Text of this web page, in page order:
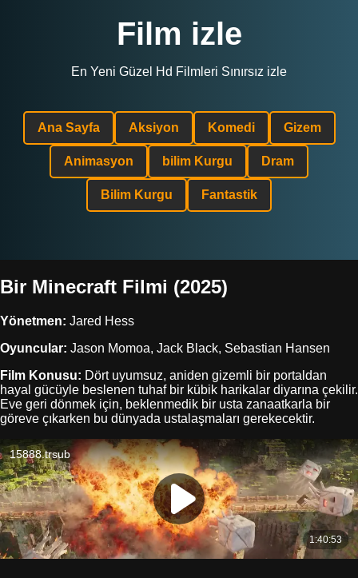
Film izle
En Yeni Güzel Hd Filmleri Sınırsız izle
Ana Sayfa Aksiyon Komedi Gizem
Animasyon bilim Kurgu Dram
Bilim Kurgu Fantastik
Bir Minecraft Filmi (2025)
Yönetmen: Jared Hess
Oyuncular: Jason Momoa, Jack Black, Sebastian Hansen
Film Konusu: Dört uyumsuz, aniden gizemli bir portaldan
hayal gücüyle beslenen tuhaf bir kübik harikalar diyarına çekilir.
Eve geri dönmek için, beklenmedik bir usta zanaatkarla bir
göreve çıkarken bu dünyada ustalaşmaları gerekecektir.